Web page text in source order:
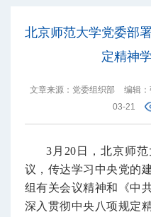
北京师范大学党委部
定精神
文章来源：党委组织部 编辑
03-21
3月20日，北京师
议，传达学习中央党的
组有关会议精神和《中
深入贯彻中央八项规定